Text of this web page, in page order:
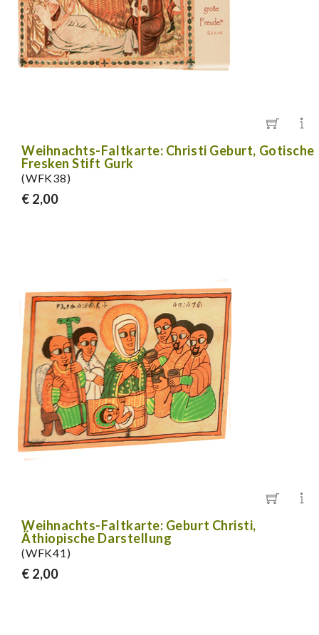
Weihnachts-Faltkarte: Christi Geburt, Gotische
Fresken Stift Gurk
(WFK38)
€ 2,00
Weihnachts-Faltkarte: Geburt Christi,
Äthiopische Darstellung
(WFK41)
€ 2,00